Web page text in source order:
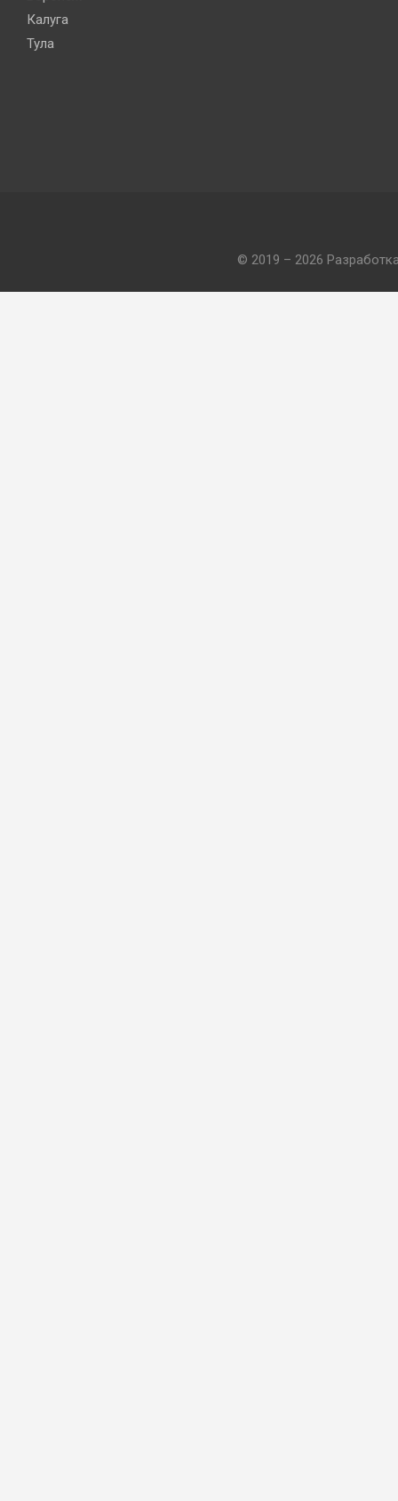
Калуга
Тула
© 2019 – 2026